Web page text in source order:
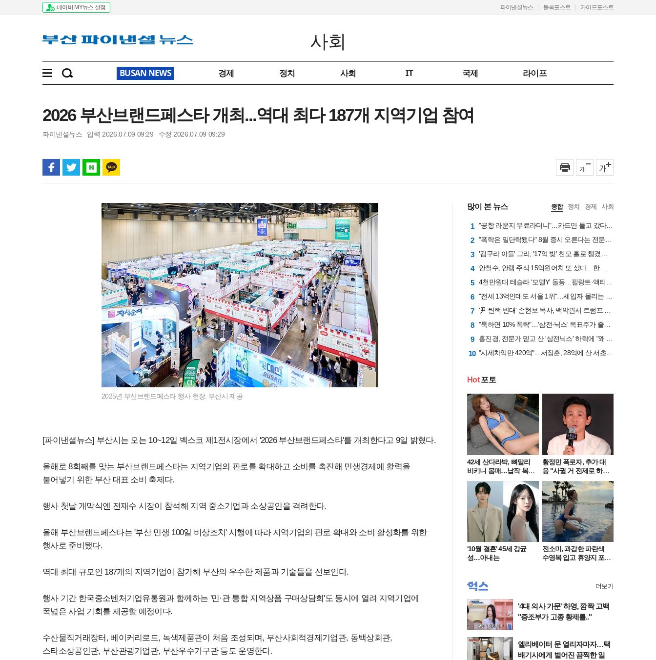
네이버 MY뉴스 설정 파이낸셜뉴스 블록포스트 가이드포스트
사회
BUSAN NEWS 경제 정치 사회 IT 국제 라이프
2026 부산브랜드페스타 개최...역대 최다 187개 지역기업 참여
파이낸셜뉴스 입력 2026.07.09 09:29 수정 2026.07.09 09:29
2025년 부산브랜드페스타 행사 현장. 부산시 제공
[파이낸셜뉴스] 부산시는 오는 10~12일 벡스코 제1전시장에서 '2026 부산브랜드페스타'를 개최한다고 9일 밝혔다.
올해로 8회째를 맞는 부산브랜드페스타는 지역기업의 판로를 확대하고 소비를 촉진해 민생경제에 활력을
불어넣기 위한 부산 대표 소비 축제다.
행사 첫날 개막식엔 전재수 시장이 참석해 지역 중소기업과 소상공인을 격려한다.
올해 부산브랜드페스타는 '부산 민생 100일 비상조치' 시행에 따라 지역기업의 판로 확대와 소비 활성화를 위한
행사로 준비됐다.
역대 최대 규모인 187개의 지역기업이 참가해 부산의 우수한 제품과 기술들을 선보인다.
행사 기간 한국중소벤처기업유통원과 함께하는 '민·관 통합 지역상품 구매상담회'도 동시에 열려 지역기업에
폭넓은 사업 기회를 제공할 예정이다.
수산물직거래장터, 베이커리로드, 녹색제품관이 처음 조성되며, 부산사회적경제기업관, 동백상회관,
스타소상공인관, 부산관광기업관, 부산우수가구관 등도 운영한다.
많이 본 뉴스 종합 정치 경제 사회
1 "공항 라운지 무료라더니"…카드만 들고 갔다간 '헛걸음'
2
3
4
5
6
7
8
9
10
Hot포토
42세 산다라박, 뼈말리
비키니 몸매…납작 복부
에 깜짝
황정민 폭로자, 추가 대
응 "사귈 거 전제로 하
고…"
'10월 결혼' 45세 강균
성…아내는
전소미, 과감한 파란색
수영복 입고 휴양지 포
'4대 의사 가문' 하영, 깜짝 고백
"증조부가 고종 황제를.."
엘리베이터 문 열리자마자…택
배기사에게 벌어진 끔찍한 일
더보기